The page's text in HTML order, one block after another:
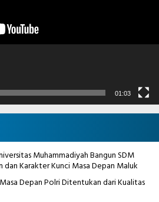
01:03
Muhammadiyah Bangun SDM
dan Karakter Kunci Masa Depan Maluk
Depan Polri Ditentukan dari Kualitas